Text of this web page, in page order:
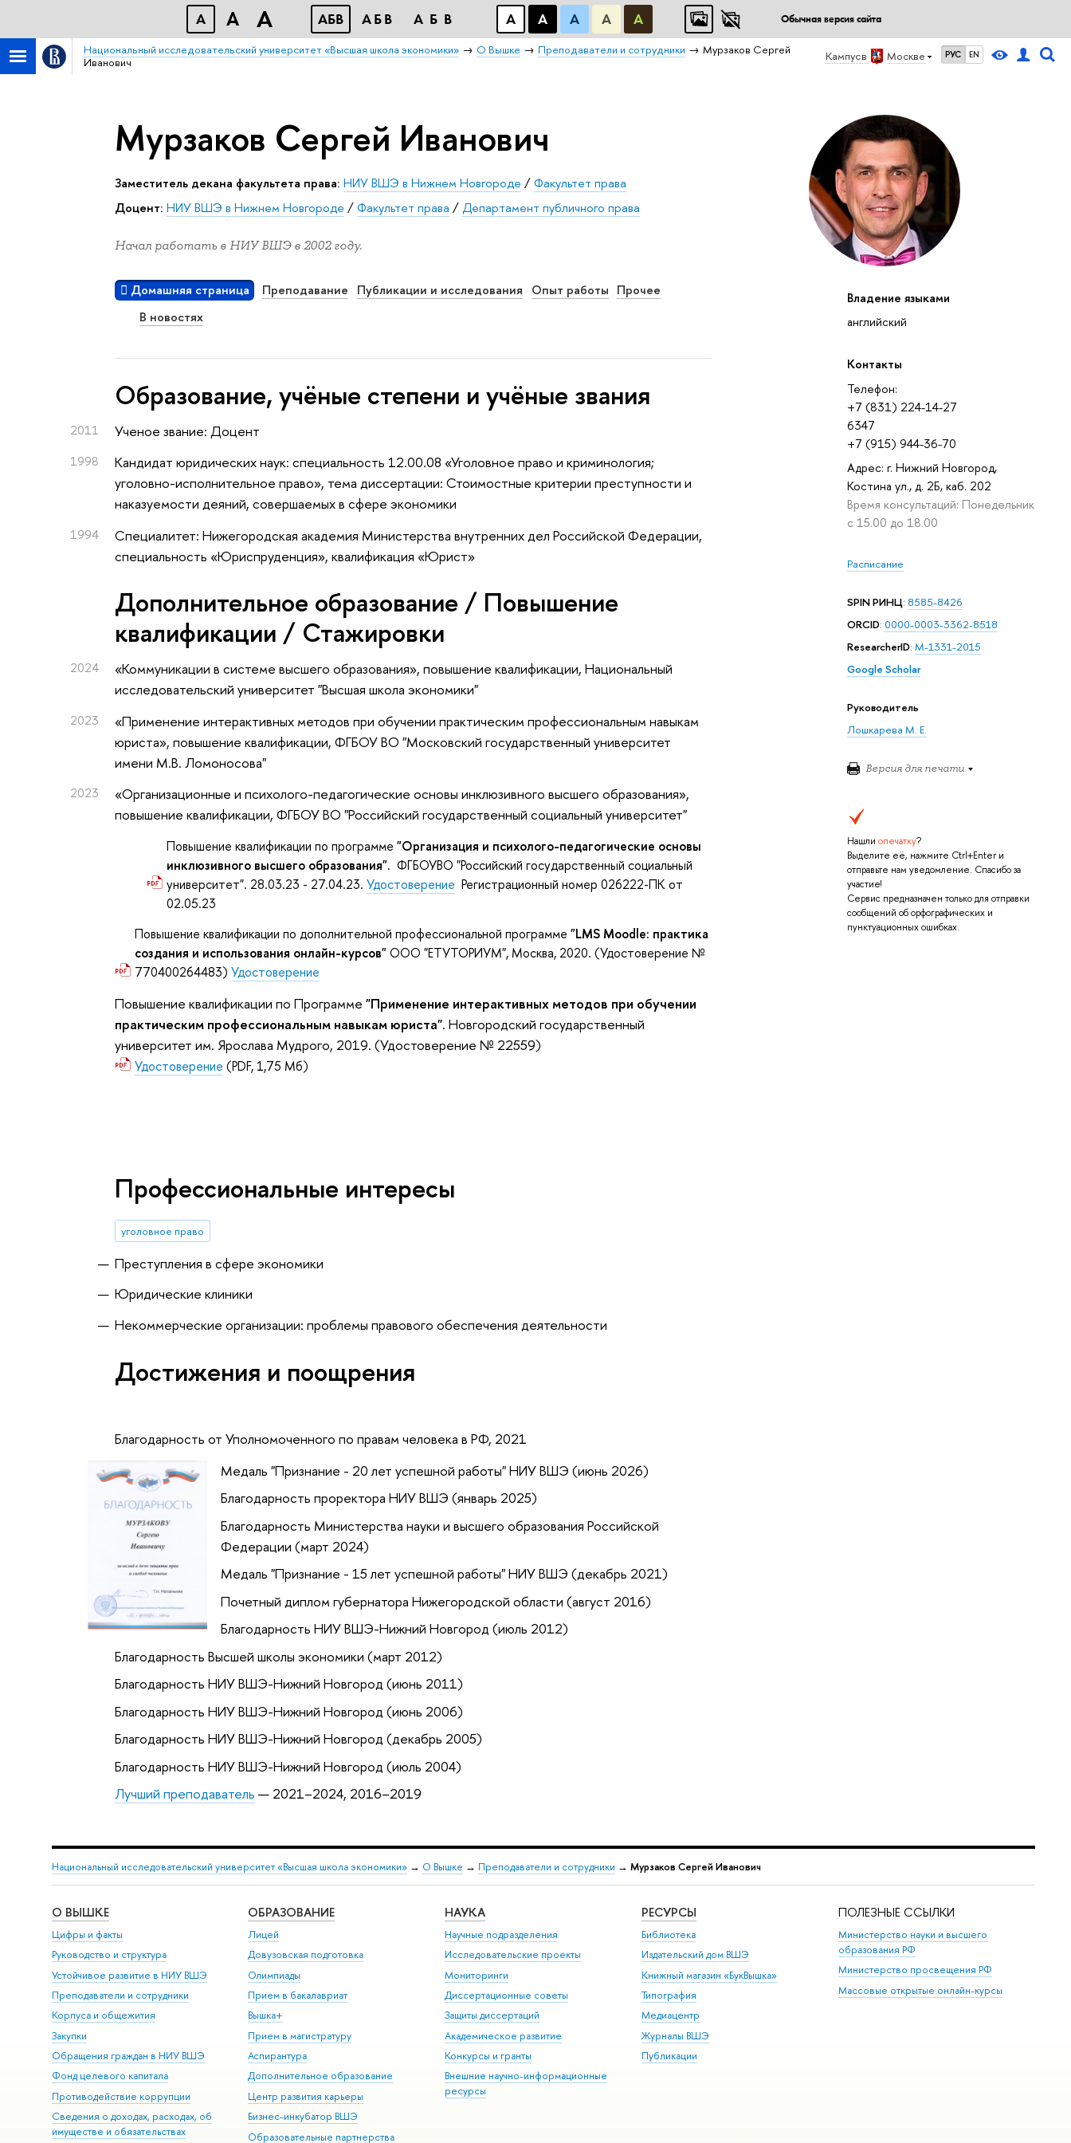
A A A АБB АБB АБB А А А А А Обычная версия сайта
Кампус в Москве РУС EN
Национальный исследовательский университет «Высшая школа экономики» О Вышке Преподаватели и сотрудники
Мурзаков Сергей
Иванович
Владение языками
английский
Контакты
Телефон:
+7 (831) 224-14-27
6347
+7 (915) 944-36-70
Адрес: г. Нижний Новгород,
Костина ул., д. 2Б, каб. 202
Время консультаций: Понедельник
с 15.00 до 18.00
Расписание
SPIN РИНЦ: 8585-8426
ORCID: 0000-0003-3362-8518
ResearcherID: M-1331-2015
Google Scholar
Руководитель
Лошкарева М. Е.
Версия для печати
Нашли опечатку?
Выделите её, нажмите Ctrl+Enter и
отправьте нам уведомление. Спасибо за
участие!
Сервис предназначен только для отправки
сообщений об орфографических и
пунктуационных ошибках.
Мурзаков Сергей Иванович
Заместитель декана факультета права: НИУ ВШЭ в Нижнем Новгороде /Факультет права
Доцент: НИУ ВШЭ в Нижнем Новгороде /Факультет права /Департамент публичного права
Начал работать в НИУ ВШЭ в 2002 году.
Домашняя страница Преподавание Публикации и исследования Опыт работы Прочее
В новостях
Oбразование, учёные степени и учёные звания
2011 Ученое звание: Доцент
1998
Кандидат юридических наук: специальность 12.00.08 «Уголовное право и криминология;
уголовно-исполнительное право», тема диссертации: Стоимостные критерии преступности и
наказуемости деяний, совершаемых в сфере экономики
1994
Специалитет: Нижегородская академия Министерства внутренних дел Российской Федерации,
специальность «Юриспруденция», квалификация «Юрист»
Дополнительное образование / Повышение
квалификации / Стажировки
2024 «Коммуникации в системе высшего образования», повышение квалификации, Национальный
исследовательский университет "Высшая школа экономики"
2023
«Применение интерактивных методов при обучении практическим профессиональным навыкам
юриста», повышение квалификации, ФГБОУ ВО "Московский государственный университет
имени М.В. Ломоносова"
2023 «Организационные и психолого-педагогические основы инклюзивного высшего образования»,
повышение квалификации, ФГБОУ ВО "Российский государственный социальный университет"
Повышение квалификации по программе"Организация и психолого-педагогические основы
инклюзивного высшего образования". ФГБОУВО "Российский государственный социальный
университет". 28.03.23 - 27.04.23.Удостоверение Регистрационный номер 026222-ПК от
02.05.23
Повышение квалификации по дополнительной профессиональной программе"LMS Moodle: практика
создания и использования онлайн-курсов"ООО "ЕТУТОРИУМ", Москва, 2020. (Удостоверение №
770400264483)Удостоверение
Повышение квалификации по Программе"Применение интерактивных методов при обучении
практическим профессиональным навыкам юриста". Новгородский государственный
университет им. Ярослава Мудрого, 2019. (Удостоверение № 22559)
Удостоверение (PDF, 1,75 Мб)
Профессиональные интересы
уголовное право
Преступления в сфере экономики
Юридические клиники
Некоммерческие организации: проблемы правового обеспечения деятельности
Достижения и поощрения
Благодарность от Уполномоченного по правам человека в РФ, 2021
Медаль "Признание - 20 лет успешной работы" НИУ ВШЭ (июнь 2026)
Благодарность проректора НИУ ВШЭ (январь 2025)
Благодарность Министерства науки и высшего образования Российской
Федерации (март 2024)
Медаль "Признание - 15 лет успешной работы" НИУ ВШЭ (декабрь 2021)
Почетный диплом губернатора Нижегородской области (август 2016)
Благодарность НИУ ВШЭ-Нижний Новгород (июль 2012)
Благодарность Высшей школы экономики (март 2012)
Благодарность НИУ ВШЭ-Нижний Новгород (июнь 2011)
Благодарность НИУ ВШЭ-Нижний Новгород (июнь 2006)
Благодарность НИУ ВШЭ-Нижний Новгород (декабрь 2005)
Благодарность НИУ ВШЭ-Нижний Новгород (июль 2004)
Лучший преподаватель — 2021–2024, 2016–2019
Национальный исследовательский университет «Высшая школа экономики» → О Вышке → Преподаватели и сотрудники → Мурзаков Сергей Иванович
О ВЫШКЕ
Цифры и факты
Руководство и структура
Устойчивое развитие в НИУ ВШЭ
Преподаватели и сотрудники
Корпуса и общежития
Закупки
Обращения граждан в НИУ ВШЭ
Фонд целевого капитала
Противодействие коррупции
Сведения о доходах, расходах, об
имуществе и обязательствах
ОБРАЗОВАНИЕ
Лицей
Довузовская подготовка
Олимпиады
Прием в бакалавриат
Вышка+
Прием в магистратуру
Аспирантура
Дополнительное образование
Центр развития карьеры
Бизнес-инкубатор ВШЭ
Образовательные партнерства
НАУКА
Научные подразделения
Исследовательские проекты
Мониторинги
Диссертационные советы
Защиты диссертаций
Академическое развитие
Конкурсы и гранты
Внешние научно-информационные
ресурсы
РЕСУРСЫ
Библиотека
Издательский дом ВШЭ
Книжный магазин «БукВышка»
Типография
Медиацентр
Журналы ВШЭ
Публикации
ПОЛЕЗНЫЕ ССЫЛКИ
Министерство науки и высшего
образования РФ
Министерство просвещения РФ
Массовые открытые онлайн-курсы